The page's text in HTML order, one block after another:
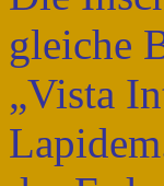
gleiche
„Vista